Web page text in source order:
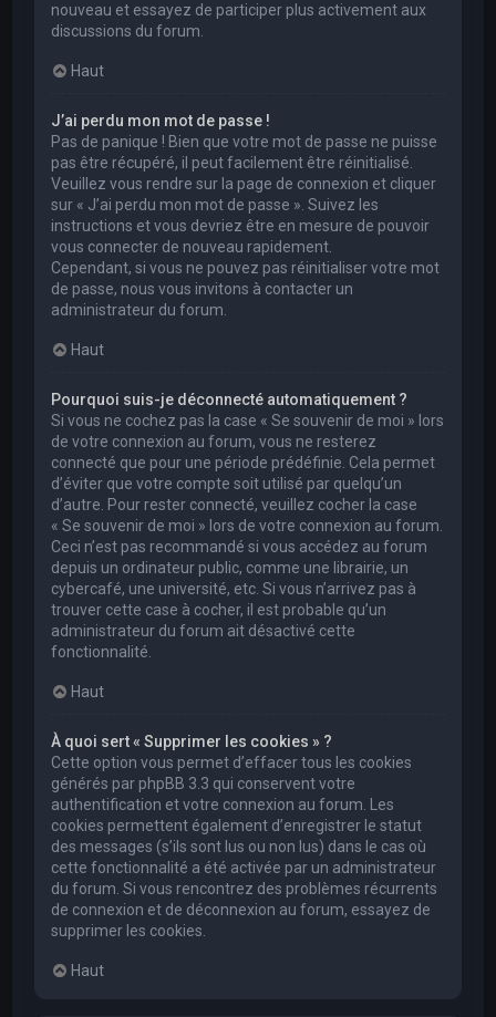
nouveau et essayez de participer plus activement aux
discussions du forum.
Haut
J’ai perdu mon mot de passe !
Pas de panique ! Bien que votre mot de passe ne puisse
pas être récupéré, il peut facilement être réinitialisé.
Veuillez vous rendre sur la page de connexion et cliquer
sur « J’ai perdu mon mot de passe ». Suivez les
instructions et vous devriez être en mesure de pouvoir
vous connecter de nouveau rapidement.
Cependant, si vous ne pouvez pas réinitialiser votre mot
de passe, nous vous invitons à contacter un
administrateur du forum.
Haut
Pourquoi suis-je déconnecté automatiquement ?
Si vous ne cochez pas la case « Se souvenir de moi » lors
de votre connexion au forum, vous ne resterez
connecté que pour une période prédéfinie. Cela permet
d’éviter que votre compte soit utilisé par quelqu’un
d’autre. Pour rester connecté, veuillez cocher la case
« Se souvenir de moi » lors de votre connexion au forum.
Ceci n’est pas recommandé si vous accédez au forum
depuis un ordinateur public, comme une librairie, un
cybercafé, une université, etc. Si vous n’arrivez pas à
trouver cette case à cocher, il est probable qu’un
administrateur du forum ait désactivé cette
fonctionnalité.
Haut
À quoi sert « Supprimer les cookies » ?
Cette option vous permet d’effacer tous les cookies
générés par phpBB 3.3 qui conservent votre
authentification et votre connexion au forum. Les
cookies permettent également d’enregistrer le statut
des messages (s’ils sont lus ou non lus) dans le cas où
cette fonctionnalité a été activée par un administrateur
du forum. Si vous rencontrez des problèmes récurrents
de connexion et de déconnexion au forum, essayez de
supprimer les cookies.
Haut